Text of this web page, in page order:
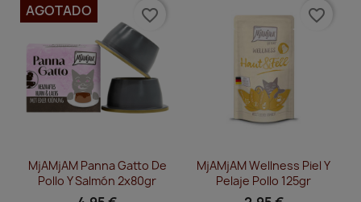
Vista rápida
MjAMjAM Panna Gatto De
Pollo Y Salmón 2x80gr
AGOTADO favorite_border
Vista rápida
MjAMjAM Wellness Piel Y
Pelaje Pollo 125gr
favorite_border